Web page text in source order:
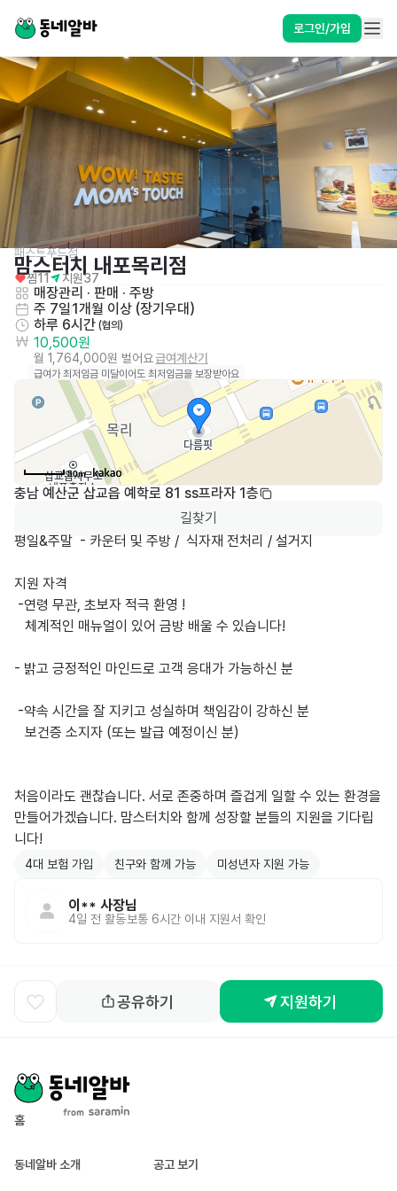
로그인/가입
패스트푸드점
맘스터치 내포목리점
찜11 지원37
매장관리 · 판매 · 주방
주 7일1개월 이상 (장기우대)
하루 6시간 (협의)
10,500원
월 1,764,000원 벌어요급여계산기
급여가 최저임금 미달이어도 최저임금을 보장받아요
50m
충남 예산군 삽교읍 예학로 81 ss프라자 1층
길찾기
평일&주말  - 카운터 및 주방 /  식자재 전처리 / 설거지
지원 자격
- 밝고 긍정적인 마인드로 고객 응대가 가능하신 분
처음이라도 괜찮습니다. 서로 존중하며 즐겁게 일할 수 있는 환경을
만들어가겠습니다. 맘스터치와 함께 성장할 분들의 지원을 기다립
니다!
4대 보험 가입 친구와 함께 가능 미성년자 지원 가능
이** 사장님
4일 전 활동보통 6시간 이내 지원서 확인
공유하기 지원하기
홈
동네알바 소개 공고 보기